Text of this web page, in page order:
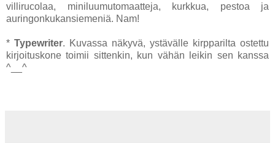
villirucolaa, miniluumutomaatteja, kurkkua, pestoa ja
auringonkukansiemeniä. Nam!
* Typewriter. Kuvassa näkyvä, ystävälle kirpparilta ostettu
kirjoituskone toimii sittenkin, kun vähän leikin sen kanssa
^__^